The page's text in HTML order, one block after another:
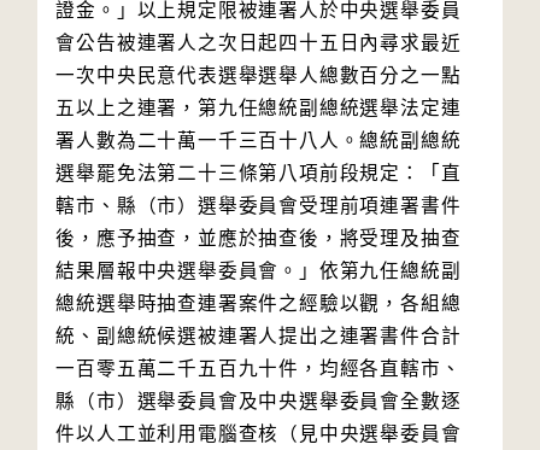
證金。」以上規定限被連署人於中央選舉委員
會公告被連署人之次日起四十五日內尋求最近
一次中央民意代表選舉選舉人總數百分之一點
五以上之連署，第九任總統副總統選舉法定連
署人數為二十萬一千三百十八人。總統副總統
選舉罷免法第二十三條第八項前段規定：「直
轄市、縣（市）選舉委員會受理前項連署書件
後，應予抽查，並應於抽查後，將受理及抽查
結果層報中央選舉委員會。」依第九任總統副
總統選舉時抽查連署案件之經驗以觀，各組總
統、副總統候選被連署人提出之連署書件合計
一百零五萬二千五百九十件，均經各直轄市、
縣（市）選舉委員會及中央選舉委員會全數逐
件以人工並利用電腦查核（見中央選舉委員會